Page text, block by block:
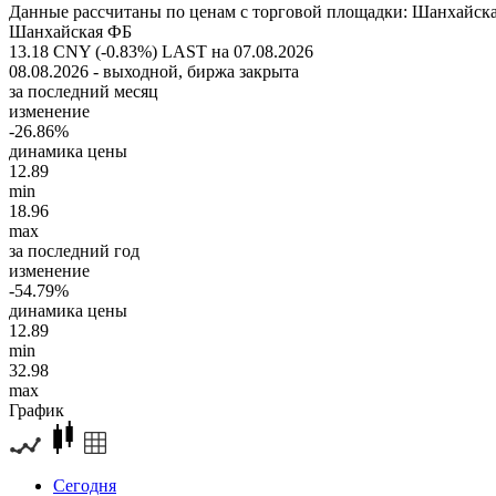
Данные рассчитаны по ценам с торговой площадки:
Шанхайская ФБ
13.18 CNY (-0.83%) LAST на 07.08.2026
08.08.2026 - выходной, биржа закрыта
за последний месяц
изменение
-26.86%
динамика цены
12.89
min
18.96
max
за последний год
изменение
-54.79%
динамика цены
12.89
min
32.98
max
График
Сегодня